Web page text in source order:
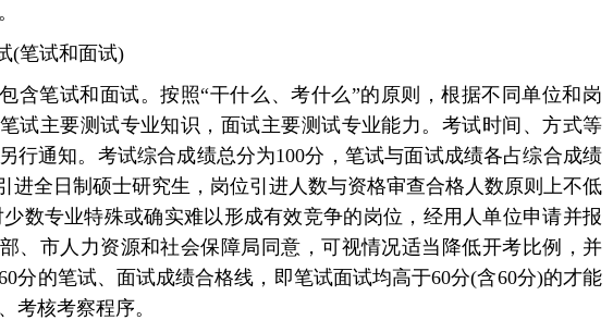
(笔试和面试)
含笔试和面试。按照“干什么、考什么”的原则，根据不同单位和岗
试主要测试专业知识，面试主要测试专业能力。考试时间、方式等
行通知。考试综合成绩总分为100分，笔试与面试成绩各占综合成绩
进全日制硕士研究生，岗位引进人数与资格审查合格人数原则上不低
少数专业特殊或确实难以形成有效竞争的岗位，经用人单位申请并报
、市人力资源和社会保障局同意，可视情况适当降低开考比例，并
分的笔试、面试成绩合格线，即笔试面试均高于60分(含60分)的才能
考核考察程序。